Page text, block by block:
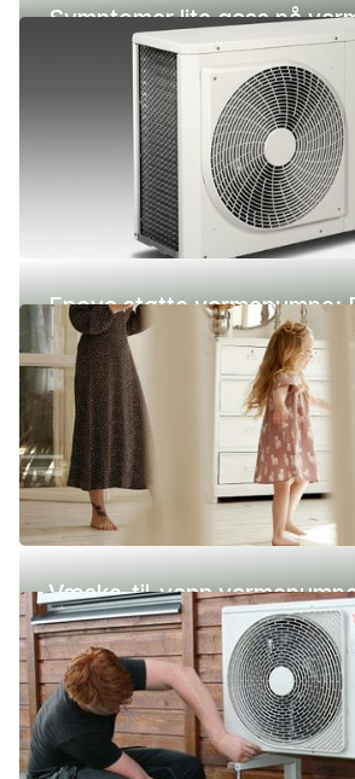
Symptomer lite gass på
Enova støtte varmepumpe:
2026
Væske-til-vann
guide (pris, fordeler og